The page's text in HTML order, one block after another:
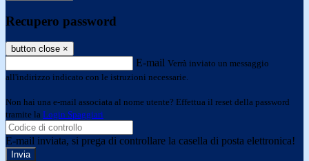
Recupero password
button close ×
E-mail Verrà inviato un messaggio
all'indirizzo indicato con le istruzioni necessarie.
Non hai una e-mail associata al nome utente? Effettua il reset della password
tramite la Login Spaggiari
E-mail inviata, si prega di controllare la casella di posta elettronica!